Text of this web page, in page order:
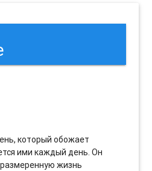
который обожает
ими каждый день. Он
жизнь